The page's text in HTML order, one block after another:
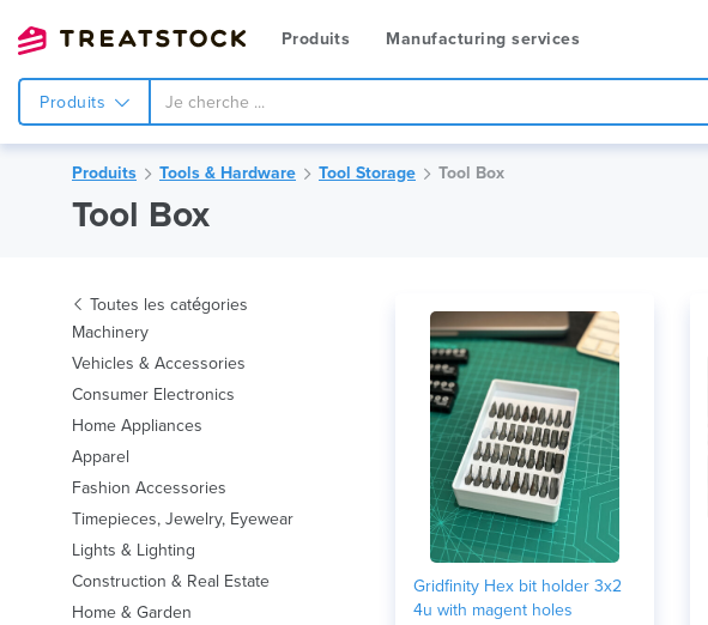
Produits Manufacturing services
Produits
Produits Tools & Hardware Tool Storage Tool Box
Tool Box
Toutes les catégories
Machinery
Vehicles & Accessories
Consumer Electronics
Home Appliances
Apparel
Fashion Accessories
Timepieces, Jewelry, Eyewear
Lights & Lighting
Construction & Real Estate
Home & Garden
Gridfinity Hex bit holder 3x2
4u with magent holes